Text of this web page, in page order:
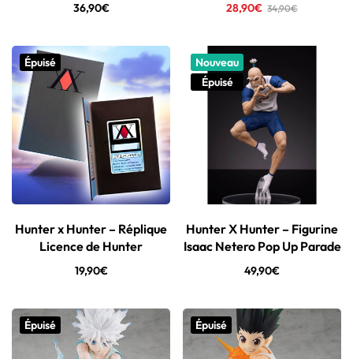
36,90€ 28,90€ 34,90€
Épuisé
Hunter x Hunter – Réplique
Licence de Hunter
19,90€
Nouveau
Épuisé
Hunter X Hunter – Figurine
Isaac Netero Pop Up Parade
49,90€
Épuisé Épuisé